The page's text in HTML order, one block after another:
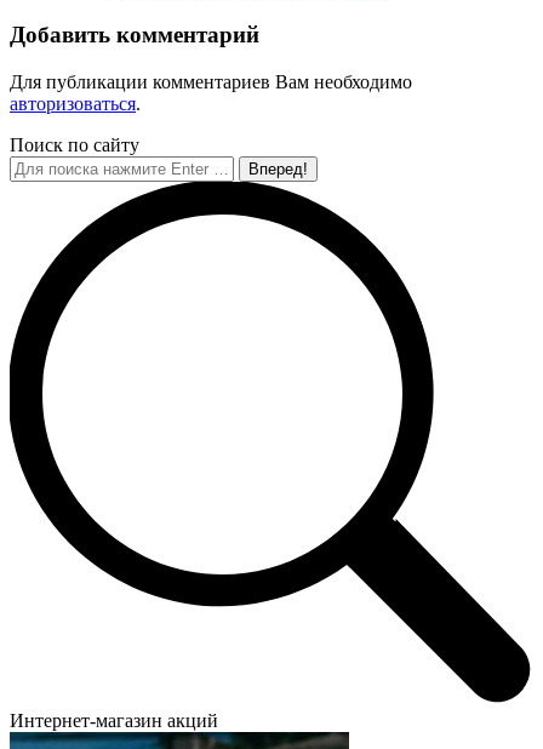
Добавить комментарий
Для публикации комментариев Вам необходимо
авторизоваться.
Поиск по сайту
Поиск:
Интернет-магазин акций